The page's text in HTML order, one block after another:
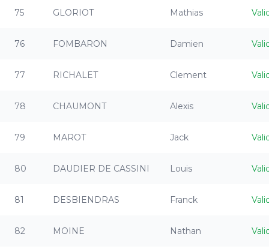
75 GLORIOT Mathias
76 FOMBARON Damien
77 RICHALET Clement
78 CHAUMONT Alexis
79 MAROT Jack
80 DAUDIER DE CASSINI Louis
81 DESBIENDRAS Franck
82 MOINE Nathan